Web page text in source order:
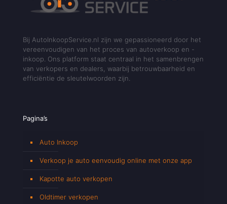
Bij AutoInkoopService.nl zijn we gepassioneerd door het
vereenvoudigen van het proces van autoverkoop en -
inkoop. Ons platform staat centraal in het samenbrengen
van verkopers en dealers, waarbij betrouwbaarheid en
efficiëntie de sleutelwoorden zijn.
Pagina’s
Auto Inkoop
Verkoop je auto eenvoudig online met onze app
Kapotte auto verkopen
Oldtimer verkopen